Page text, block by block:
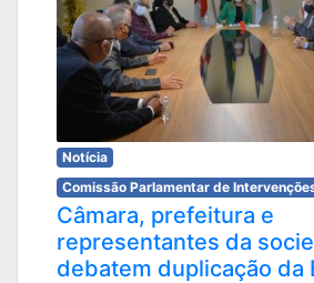
Notícia
Comissão Parlamentar de
Câmara, prefeitura e
representantes da
debatem duplicação da